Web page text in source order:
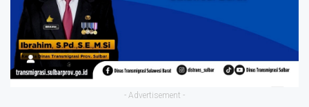
- Advertisement -